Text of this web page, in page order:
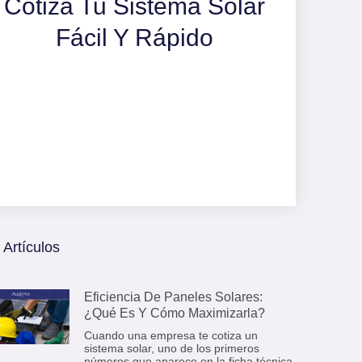
Cotiza Tu Sistema Solar
Fácil Y Rápido
Artículos
Eficiencia De Paneles Solares:
¿Qué Es Y Cómo Maximizarla?
Cuando una empresa te cotiza un
sistema solar, uno de los primeros